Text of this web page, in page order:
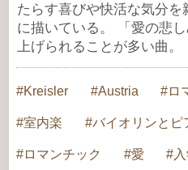
たらす喜びや快活な気分
に描いている。 「愛の悲
上げられることが多い曲。
Kreisler Austria ロ
室内楽 バイオリンとピ
ロマンチック 愛